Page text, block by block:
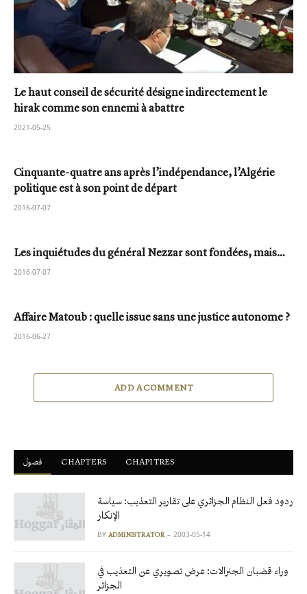
Le haut conseil de sécurité désigne indirectement le
hirak comme son ennemi à abattre
2021-05-25
Cinquante-quatre ans après l’indépendance, l’Algérie
politique est à son point de départ
2016-07-07
Les inquiétudes du général Nezzar sont fondées, mais…
2016-07-07
Affaire Matoub : quelle issue sans une justice autonome ?
2016-06-27
ADD A COMMENT
فصول ْCHAPTERS CHAPITRES
ردود فعل النظام الجزائري على تقارير التعذيب: سياسة
الإنكار
BY ADMINISTRATOR 2003-05-14
وراء قضبان الجنرالات: عرض تصويري عن التعذيب في
الجزائر